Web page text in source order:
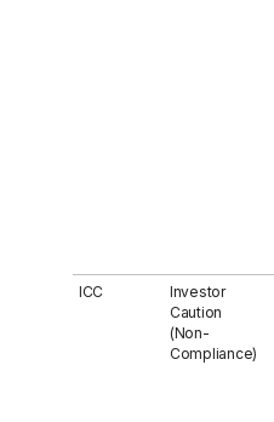
ICC
Investor
Caution
(Non-
Compliance)